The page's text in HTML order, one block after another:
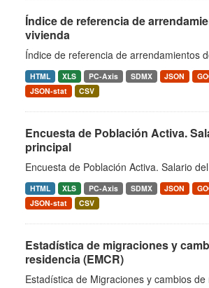
Índice de referencia de
vivienda
Índice de referencia de arrendamientos
HTML XLS PC-Axis SDMX JSON
JSON-stat
CSV
Encuesta de Población Activa.
principal
Encuesta de Población Activa. Salario
HTML XLS PC-Axis SDMX JSON
JSON-stat
CSV
Estadística de migraciones y
residencia (EMCR)
Estadística de Migraciones y cambios de